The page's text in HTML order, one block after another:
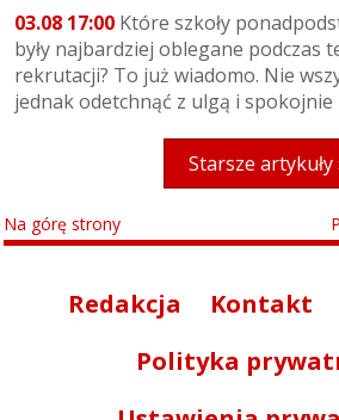
03.08 17:00 Które szkoły
były najbardziej oblegane podczas
rekrutacji? To już wiadomo. Nie
jednak odetchnąć z ulgą i spokojnie
Starsze artykuły
Na górę strony
Redakcja Kontakt
Polityka